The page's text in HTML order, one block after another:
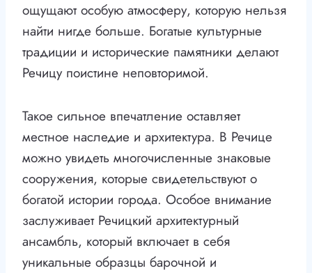
ощущают особую атмосферу, которую нельзя
найти нигде больше. Богатые культурные
традиции и исторические памятники делают
Речицу поистине неповторимой.
Такое сильное впечатление оставляет
местное наследие и архитектура. В Речице
можно увидеть многочисленные знаковые
сооружения, которые свидетельствуют о
богатой истории города. Особое внимание
заслуживает Речицкий архитектурный
ансамбль, который включает в себя
уникальные образцы барочной и